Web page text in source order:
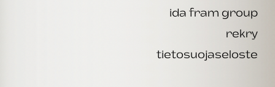
ida fram group
rekry
tietosuojaseloste